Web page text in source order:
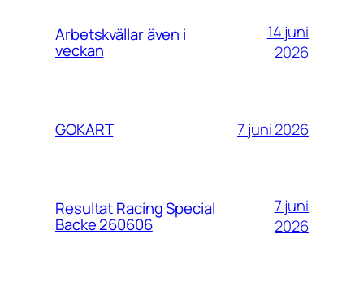
Arbetskvällar även i
veckan
14 juni
2026
GOKART 7 juni 2026
Resultat Racing Special
Backe 260606
7 juni
2026